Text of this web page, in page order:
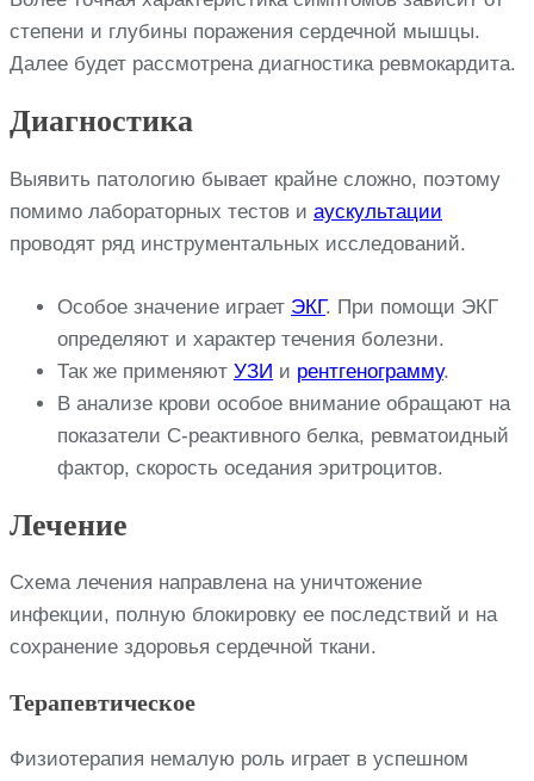
степени и глубины поражения сердечной мышцы.
Далее будет рассмотрена диагностика ревмокардита.
Диагностика
Выявить патологию бывает крайне сложно, поэтому
помимо лабораторных тестов и аускультации
проводят ряд инструментальных исследований.
Особое значение играет ЭКГ. При помощи ЭКГ
определяют и характер течения болезни.
Так же применяют УЗИ и рентгенограмму.
В анализе крови особое внимание обращают на
показатели C-реактивного белка, ревматоидный
фактор, скорость оседания эритроцитов.
Лечение
Схема лечения направлена на уничтожение
инфекции, полную блокировку ее последствий и на
сохранение здоровья сердечной ткани.
Терапевтическое
Физиотерапия немалую роль играет в успешном